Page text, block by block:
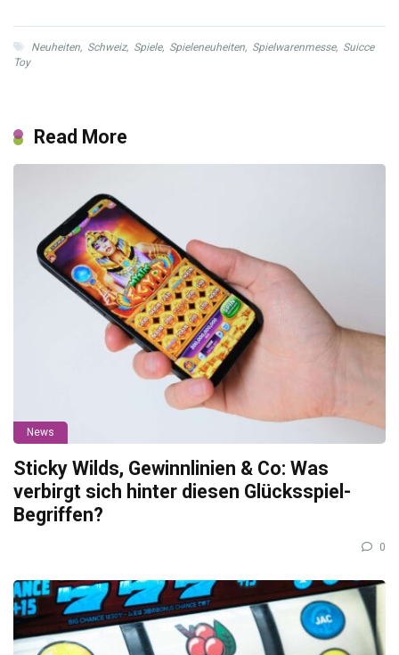
Neuheiten, Schweiz, Spiele, Spieleneuheiten, Spielwarenmesse, Suicce
Toy
Read More
News
Sticky Wilds, Gewinnlinien & Co: Was
verbirgt sich hinter diesen Glücksspiel-
Begriffen?
0